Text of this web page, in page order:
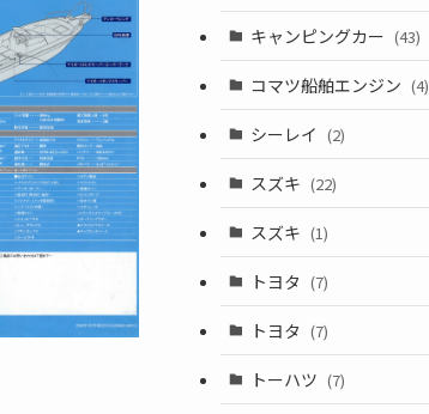
キャンピングカー (43)
コマツ船舶エンジン (4)
シーレイ (2)
スズキ (22)
スズキ (1)
トヨタ (7)
トヨタ (7)
トーハツ (7)